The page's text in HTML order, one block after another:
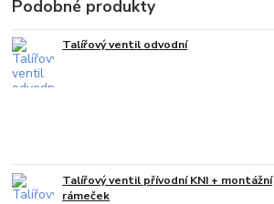
Podobné produkty
Talířový ventil odvodní
Talířový ventil přívodní KNI + montážní
rámeček